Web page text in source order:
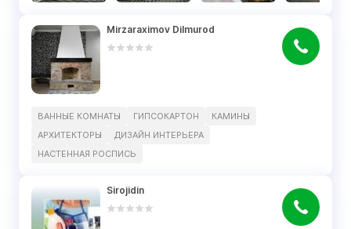
Mirzaraximov Dilmurod
ВАННЫЕ КОМНАТЫ ГИПСОКАРТОН
КАМИНЫ
АРХИТЕКТОРЫ
ДИЗАЙН ИНТЕРЬЕРА
НАСТЕННАЯ РОСПИСЬ
Sirojidin